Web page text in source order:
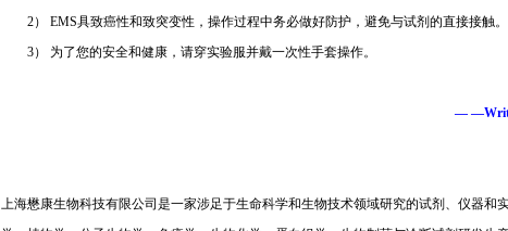
2） EMS具致癌性和致突变性，操作过程中务必做好防护，避免与试剂的直接接触。
3） 为了您的安全和健康，请穿实验服并戴一次性手套操作。
—
上海懋康生物科技有限公司是一家涉足于生命科学和生物技术领域研究的试剂、仪器和